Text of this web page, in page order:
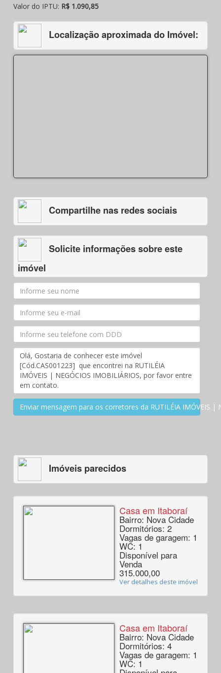
Valor do IPTU: R$ 1.090,85
Localização aproximada do Imóvel:
Compartilhe nas redes sociais
Solicite informações sobre este
imóvel
Enviar mensagem para os corretores da RUTILÉIA IMÓVEIS |
Imóveis parecidos
Casa em Itaboraí
Bairro: Nova Cidade
Dormitórios: 2
Vagas de garagem: 1
WC: 1
Disponível para
Venda
315.000,00
Ver detalhes deste imóvel
Casa em Itaboraí
Bairro: Nova Cidade
Dormitórios: 4
Vagas de garagem: 1
WC: 1